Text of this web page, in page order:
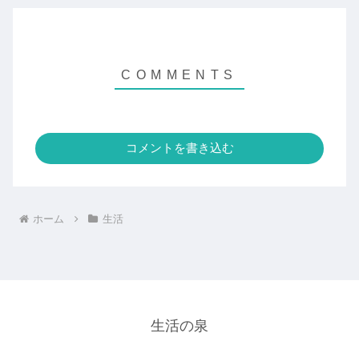
コメントを書き込む
ホーム 生活
生活の泉